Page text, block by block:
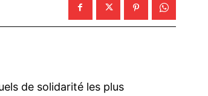
de solidarité les plus